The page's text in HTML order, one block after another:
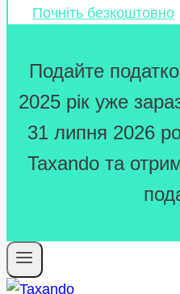
Почніть безкоштовно
Подайте
2025 рік уже
31 липня 2026
Taxando та